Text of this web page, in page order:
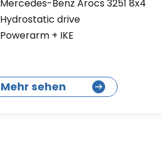
Mercedes-Benz Arocs 3251 8x4
Hydrostatic drive
Powerarm + IKE
Mehr sehen